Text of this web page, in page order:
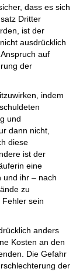
dass es sich
Dritter
ist der
ausdrücklich
auf
der
indem
und
dann nicht,
diese
ist der
eine
und ihr – nach
zu
sein
anders
Kosten an den
Die Gefahr
der